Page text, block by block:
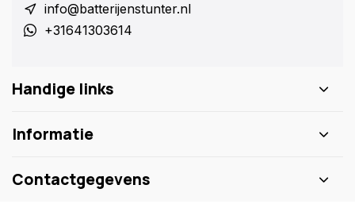
info@batterijenstunter.nl
+31641303614
Handige links
Informatie
Contactgegevens